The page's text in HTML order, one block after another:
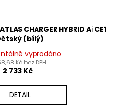
CHARGER HYBRID Ai CE1
(bílý)
vyprodáno
Kč bez DPH
2 733 Kč
DETAIL